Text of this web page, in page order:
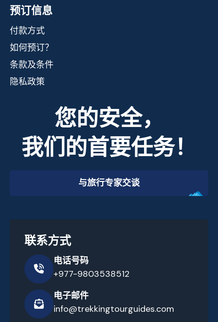
预订信息
付款方式
如何预订？
条款及条件
隐私政策
您的安全，
我们的首要任务！
与旅行专家交谈
联系方式
电话号码
+977-9803538512
电子邮件
info@trekkingtourguides.com